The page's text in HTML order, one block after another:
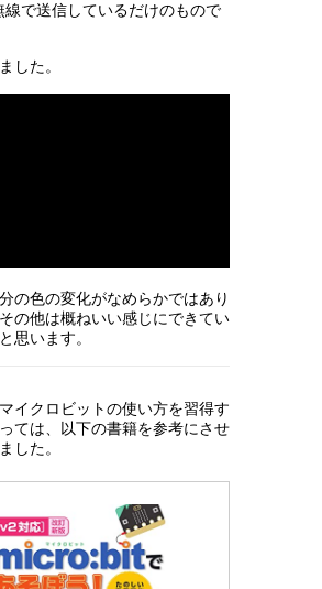
線で送信しているだけのもので
した。
の色の変化がなめらかではあり
の他は概ねいい感じにできてい
思います。
イクロビットの使い方を習得す
ては、以下の書籍を参考にさせ
した。